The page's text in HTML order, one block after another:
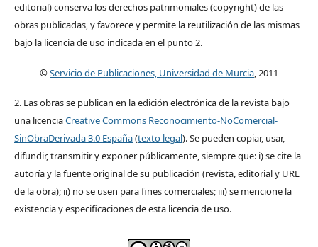
editorial) conserva los derechos patrimoniales (copyright) de las
obras publicadas, y favorece y permite la reutilización de las mismas
bajo la licencia de uso indicada en el punto 2.
©Servicio de Publicaciones, Universidad de Murcia, 2011
2. Las obras se publican en la edición electrónica de la revista bajo
una licenciaCreative Commons Reconocimiento-NoComercial-
SinObraDerivada 3.0 España(texto legal). Se pueden copiar, usar,
difundir, transmitir y exponer públicamente, siempre que: i) se cite la
autoría y la fuente original de su publicación (revista, editorial y URL
de la obra); ii) no se usen para fines comerciales; iii) se mencione la
existencia y especificaciones de esta licencia de uso.